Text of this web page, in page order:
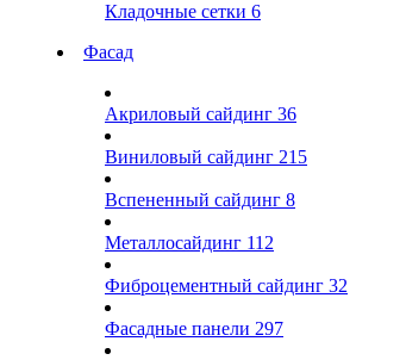
Кладочные сетки 6
Фасад
Акриловый сайдинг 36
Виниловый сайдинг 215
Вспененный сайдинг 8
Металлосайдинг 112
Фиброцементный сайдинг 32
Фасадные панели 297